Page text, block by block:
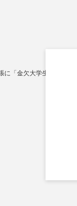
「金欠大学生か」猛批判